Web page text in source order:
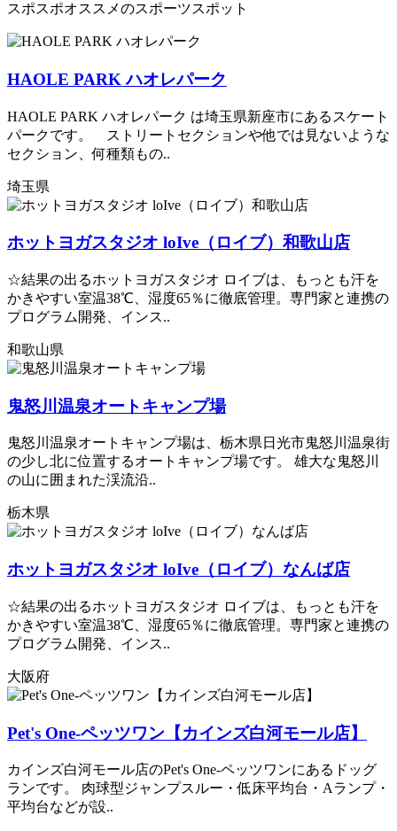
スポスポオススメのスポーツスポット
HAOLE PARK ハオレパーク
HAOLE PARK ハオレパーク は埼玉県新座市にあるスケート
パークです。 ストリートセクションや他では見ないような
セクション、何種類もの..
埼玉県
ホットヨガスタジオ loIve（ロイブ）和歌山店
☆結果の出るホットヨガスタジオ ロイブは、もっとも汗を
かきやすい室温38℃、湿度65％に徹底管理。専門家と連携の
プログラム開発、インス..
和歌山県
鬼怒川温泉オートキャンプ場
鬼怒川温泉オートキャンプ場は、栃木県日光市鬼怒川温泉街
の少し北に位置するオートキャンプ場です。 雄大な鬼怒川
の山に囲まれた渓流沿..
栃木県
ホットヨガスタジオ loIve（ロイブ）なんば店
☆結果の出るホットヨガスタジオ ロイブは、もっとも汗を
かきやすい室温38℃、湿度65％に徹底管理。専門家と連携の
プログラム開発、インス..
大阪府
Pet's One-ペッツワン【カインズ白河モール店】
カインズ白河モール店のPet's One-ペッツワンにあるドッグ
ランです。 肉球型ジャンプスルー・低床平均台・Aランプ・
平均台などが設..